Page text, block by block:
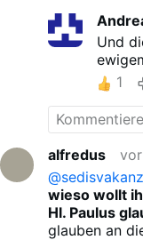
Und
1
alfredus
@sedisvakanz
wieso wollt
Hl. Paulus
glauben an